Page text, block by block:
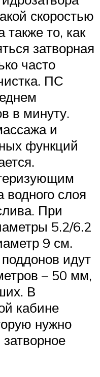
скоростью
также то, как
затворная
часто
ПС
в минуту.
и
функций
слоя
При
5.2/6.2
9 см.
идут
– 50 мм,
В
кабине
нужно